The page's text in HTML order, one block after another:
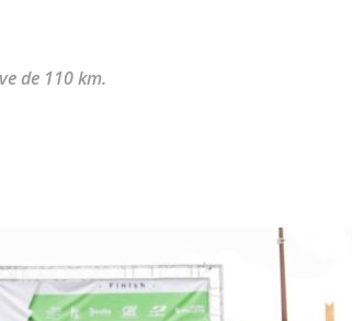
de 110 km.